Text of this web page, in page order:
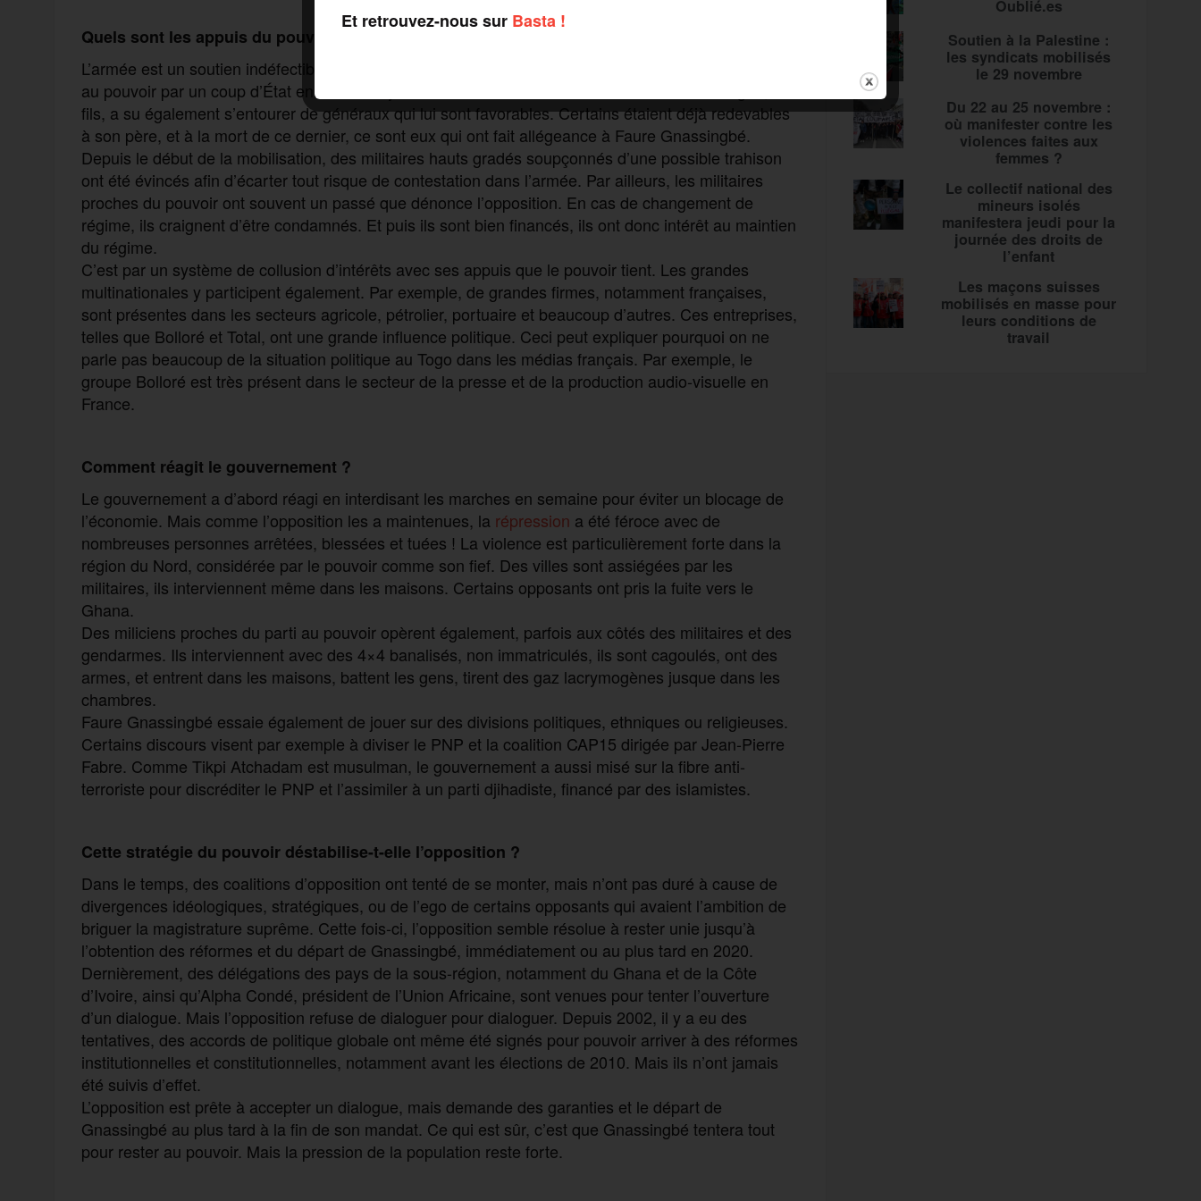
Quels sont les appuis du pouvoir pour se maintenir ?
L’armée est un soutien indéfectible au pouvoir en place. Le général Eyadéma Gnassingbé a accédé
au pouvoir par un coup d’État en 1967 et s’y est maintenu avec les militaires. Faure Gnassingbé, son
fils, a su également s’entourer de généraux qui lui sont favorables. Certains étaient déjà redevables
à son père, et à la mort de ce dernier, ce sont eux qui ont fait allégeance à Faure Gnassingbé.
Depuis le début de la mobilisation, des militaires hauts gradés soupçonnés d’une possible trahison
ont été évincés afin d’écarter tout risque de contestation dans l’armée. Par ailleurs, les militaires
proches du pouvoir ont souvent un passé que dénonce l’opposition. En cas de changement de
régime, ils craignent d’être condamnés. Et puis ils sont bien financés, ils ont donc intérêt au maintien
du régime.
C’est par un système de collusion d’intérêts avec ses appuis que le pouvoir tient. Les grandes
multinationales y participent également. Par exemple, de grandes firmes, notamment françaises,
sont présentes dans les secteurs agricole, pétrolier, portuaire et beaucoup d’autres. Ces entreprises,
telles que Bolloré et Total, ont une grande influence politique. Ceci peut expliquer pourquoi on ne
parle pas beaucoup de la situation politique au Togo dans les médias français. Par exemple, le
groupe Bolloré est très présent dans le secteur de la presse et de la production audio-visuelle en
France.
Comment réagit le gouvernement ?
Le gouvernement a d’abord réagi en interdisant les marches en semaine pour éviter un blocage de
l’économie. Mais comme l’opposition les a maintenues, la répression a été féroce avec de
nombreuses personnes arrêtées, blessées et tuées ! La violence est particulièrement forte dans la
région du Nord, considérée par le pouvoir comme son fief. Des villes sont assiégées par les
militaires, ils interviennent même dans les maisons. Certains opposants ont pris la fuite vers le
Ghana.
Des miliciens proches du parti au pouvoir opèrent également, parfois aux côtés des militaires et des
gendarmes. Ils interviennent avec des 4×4 banalisés, non immatriculés, ils sont cagoulés, ont des
armes, et entrent dans les maisons, battent les gens, tirent des gaz lacrymogènes jusque dans les
chambres.
Faure Gnassingbé essaie également de jouer sur des divisions politiques, ethniques ou religieuses.
Certains discours visent par exemple à diviser le PNP et la coalition CAP15 dirigée par Jean-Pierre
Fabre. Comme Tikpi Atchadam est musulman, le gouvernement a aussi misé sur la fibre anti-
terroriste pour discréditer le PNP et l’assimiler à un parti djihadiste, financé par des islamistes.
Cette stratégie du pouvoir déstabilise-t-elle l’opposition ?
Dans le temps, des coalitions d’opposition ont tenté de se monter, mais n’ont pas duré à cause de
divergences idéologiques, stratégiques, ou de l’ego de certains opposants qui avaient l’ambition de
briguer la magistrature suprême. Cette fois-ci, l’opposition semble résolue à rester unie jusqu’à
l’obtention des réformes et du départ de Gnassingbé, immédiatement ou au plus tard en 2020.
Dernièrement, des délégations des pays de la sous-région, notamment du Ghana et de la Côte
d’Ivoire, ainsi qu’Alpha Condé, président de l’Union Africaine, sont venues pour tenter l’ouverture
d’un dialogue. Mais l’opposition refuse de dialoguer pour dialoguer. Depuis 2002, il y a eu des
tentatives, des accords de politique globale ont même été signés pour pouvoir arriver à des réformes
institutionnelles et constitutionnelles, notamment avant les élections de 2010. Mais ils n’ont jamais
été suivis d’effet.
L’opposition est prête à accepter un dialogue, mais demande des garanties et le départ de
Gnassingbé au plus tard à la fin de son mandat. Ce qui est sûr, c’est que Gnassingbé tentera tout
pour rester au pouvoir. Mais la pression de la population reste forte.
Oublié.es
Soutien à la Palestine :
les syndicats mobilisés
le 29 novembre
Du 22 au 25 novembre :
où manifester contre les
violences faites aux
femmes ?
Le collectif national des
mineurs isolés
manifestera jeudi pour la
journée des droits de
l’enfant
Les maçons suisses
mobilisés en masse pour
leurs conditions de
travail
Et retrouvez-nous sur Basta !